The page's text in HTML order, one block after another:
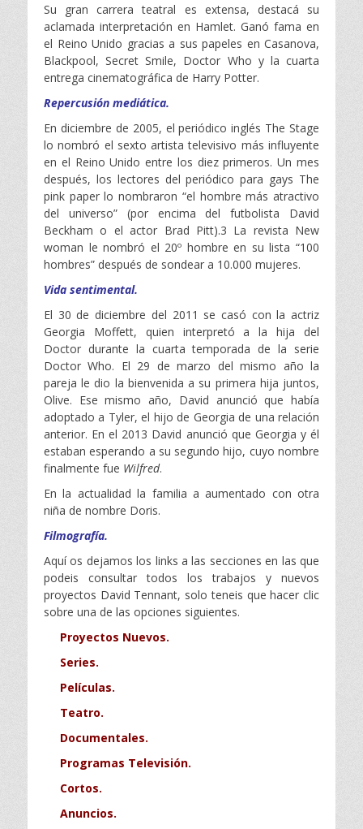
Su gran carrera teatral es extensa, destacá su
aclamada interpretación en Hamlet. Ganó fama en
el Reino Unido gracias a sus papeles en Casanova,
Blackpool, Secret Smile, Doctor Who y la cuarta
entrega cinematográfica de Harry Potter.
Repercusión mediática.
En diciembre de 2005, el periódico inglés The Stage
lo nombró el sexto artista televisivo más influyente
en el Reino Unido entre los diez primeros. Un mes
después, los lectores del periódico para gays The
pink paper lo nombraron “el hombre más atractivo
del universo” (por encima del futbolista David
Beckham o el actor Brad Pitt).3 La revista New
woman le nombró el 20º hombre en su lista “100
hombres” después de sondear a 10.000 mujeres.
Vida sentimental.
El 30 de diciembre del 2011 se casó con la actriz
Georgia Moffett, quien interpretó a la hija del
Doctor durante la cuarta temporada de la serie
Doctor Who. El 29 de marzo del mismo año la
pareja le dio la bienvenida a su primera hija juntos,
Olive. Ese mismo año, David anunció que había
adoptado a Tyler, el hijo de Georgia de una relación
anterior. En el 2013 David anunció que Georgia y él
estaban esperando a su segundo hijo, cuyo nombre
finalmente fue Wilfred.
En la actualidad la familia a aumentado con otra
niña de nombre Doris.
Filmografía.
Aquí os dejamos los links a las secciones en las que
podeis consultar todos los trabajos y nuevos
proyectos David Tennant, solo teneis que hacer clic
sobre una de las opciones siguientes.
Proyectos Nuevos.
Series.
Películas.
Teatro.
Documentales.
Programas Televisión.
Cortos.
Anuncios.